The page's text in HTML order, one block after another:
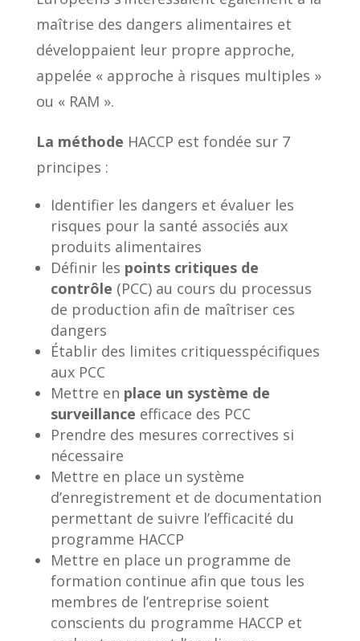
maîtrise des dangers alimentaires et
développaient leur propre approche,
appelée « approche à risques multiples »
ou « RAM ».
La méthode HACCP est fondée sur 7
principes :
Identifier les dangers et évaluer les
risques pour la santé associés aux
produits alimentaires
Définir les points critiques de
contrôle (PCC) au cours du processus
de production afin de maîtriser ces
dangers
Établir des limites critiquesspécifiques
aux PCC
Mettre en place un système de
surveillance efficace des PCC
Prendre des mesures correctives si
nécessaire
Mettre en place un système
d’enregistrement et de documentation
permettant de suivre l’efficacité du
programme HACCP
Mettre en place un programme de
formation continue afin que tous les
membres de l’entreprise soient
conscients du programme HACCP et